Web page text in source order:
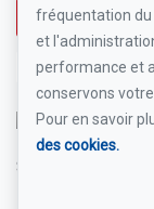
Écrivez-moi
Suivez-moi sur
fréquentation
et
performance et
conservons
Pour en savoir
des cookies.